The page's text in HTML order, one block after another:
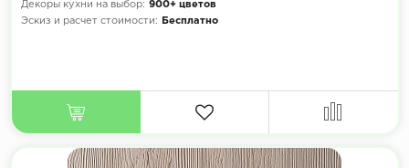
Декоры кухни на выбор: 900+ цветов
Эскиз и расчет стоимости:
Бесплатно